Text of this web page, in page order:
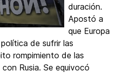
duración.
Apostó a
que Europa
de sufrir las
rompimiento de las
Rusia. Se equivocó